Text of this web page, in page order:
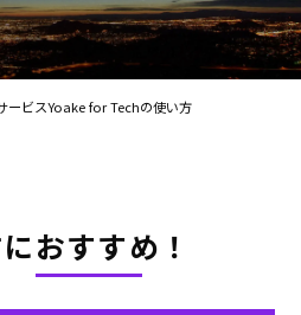
ービスYoake for Techの使い方
おすすめ！